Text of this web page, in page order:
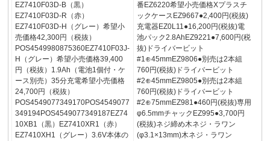
EZ7410F03D-B（黒）
EZ7410F03D-R（赤）
EZ7410F03D-H（グレー）希望小
売価格42,300円（税抜）
POS4549980875360EZ7410F03J-
H（グレー）希望小売価格39,400
円（税抜）1.9Ah（電池1個付・ケ
ース別売）35分充電希望小売価格
24,700円（税抜）
POS4549077349170POS4549077
349194POS4549077349187EZ74
10XB1（黒）EZ7410XR1（赤）
EZ7410XH1（グレー）3.6V本体の
番EZ6220希望小売価格Xプラスチ
ックケースEZ9667●2,400円(税抜)
充電器EZ0L11●16,200円(税抜)電
池パック2.8AhEZ9221●7,600円(税
抜)ドライバービット
#1⊕45mmEZ9806●別売は2本組
760円(税抜)ドライバービット
#2⊕45mmEZ9805●別売は2本組
760円(税抜)ドライバービット
#2⊕75mmEZ981●460円(税抜)専用
φ6.5mmチャックEZ995●3,700円
(税抜)ネジ締め木ネジ・ラワン
(φ3.1×13mm)木ネジ・ラワン